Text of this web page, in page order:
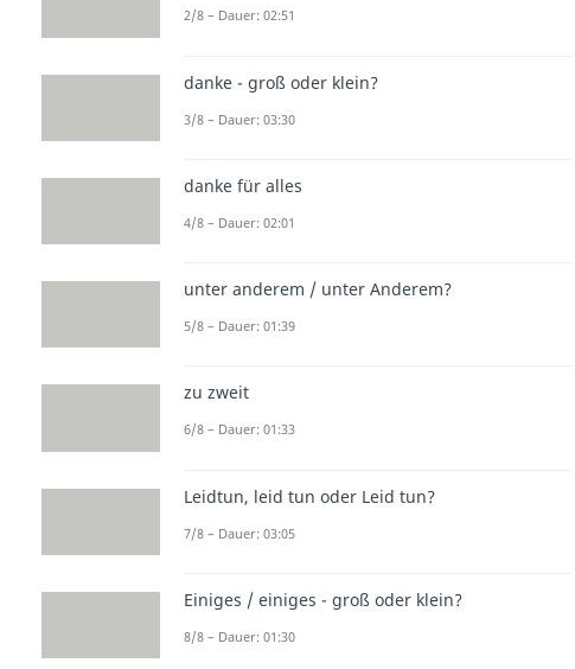
2/8 – Dauer: 02:51
danke - groß oder klein?
3/8 – Dauer: 03:30
danke für alles
4/8 – Dauer: 02:01
unter anderem / unter Anderem?
5/8 – Dauer: 01:39
zu zweit
6/8 – Dauer: 01:33
Leidtun, leid tun oder Leid tun?
7/8 – Dauer: 03:05
Einiges / einiges - groß oder klein?
8/8 – Dauer: 01:30